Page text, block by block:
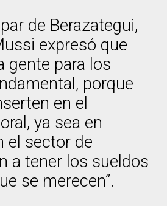
de Berazategui,
expresó que
gente para los
porque
en el
ya sea en
el sector de
a tener los sueldos
se merecen”.